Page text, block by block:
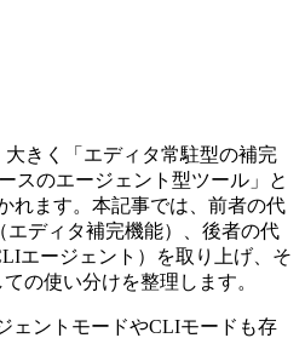
きく「エディタ常駐型の補完
スのエージェント型ツール」と
れます。本記事では、前者の代
エディタ補完機能）、後者の代
エージェント）を取り上げ、そ
の使い分けを整理します。
ェントモードやCLIモードも存